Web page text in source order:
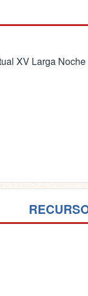
XV Larga